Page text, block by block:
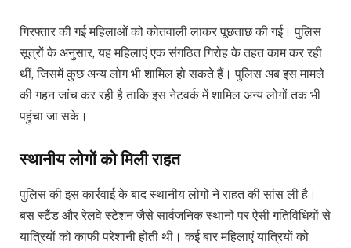
गिरफ्तार की गई महिलाओं को कोतवाली लाकर पूछताछ की गई। पुलिस
सूत्रों के अनुसार, यह महिलाएं एक संगठित गिरोह के तहत काम कर रही
थीं, जिसमें कुछ अन्य लोग भी शामिल हो सकते हैं। पुलिस अब इस मामले
की गहन जांच कर रही है ताकि इस नेटवर्क में शामिल अन्य लोगों तक भी
पहुंचा जा सके।
स्थानीय लोगों को मिली राहत
पुलिस की इस कार्रवाई के बाद स्थानीय लोगों ने राहत की सांस ली है।
बस स्टैंड और रेलवे स्टेशन जैसे सार्वजनिक स्थानों पर ऐसी गतिविधियों से
यात्रियों को काफी परेशानी होती थी। कई बार महिलाएं यात्रियों को